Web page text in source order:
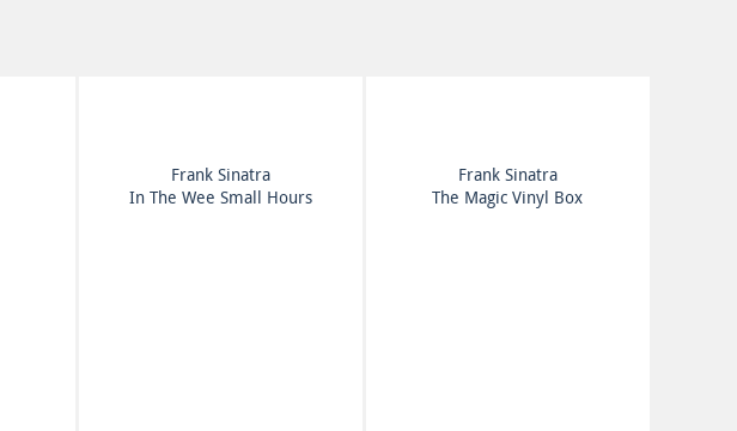
Frank Sinatra
In The Wee Small Hours
Frank Sinatra
The Magic Vinyl Box